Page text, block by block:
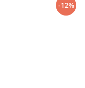
-12%